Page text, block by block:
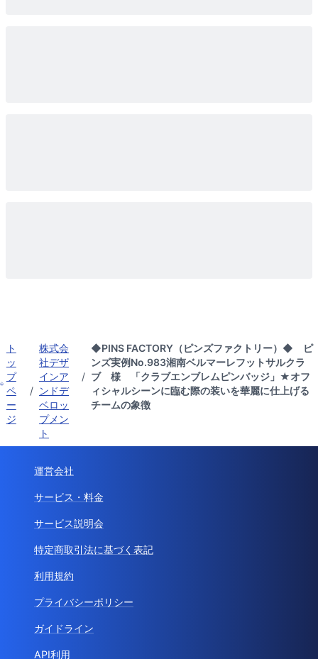
ト
ッ
プ
ペ
ー
ジ
/
株式会
社デザ
インア
ンドデ
ベロッ
プメン
ト
/
◆PINS FACTORY（ピンズファクトリー）◆ ピ
ンズ実例No.983湘南ベルマーレフットサルクラ
ブ 様 「クラブエンブレムピンバッジ」★オフ
ィシャルシーンに臨む際の装いを華麗に仕上げる
チームの象徴
運営会社
サービス・料金
サービス説明会
特定商取引法に基づく表記
利用規約
プライバシーポリシー
ガイドライン
API利用